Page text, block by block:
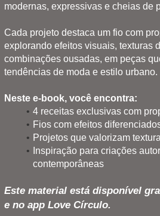
modernas, expressivas e cheias de
Cada projeto destaca um fio com
explorando efeitos visuais, texturas
combinações ousadas, em peças
tendências de moda e estilo urbano.
Neste e-book, você encontra:
4 receitas exclusivas com
Fios com efeitos
Projetos que valorizam
Inspiração para criações
contemporâneas
Este material está disponível
e no app Love Círculo.